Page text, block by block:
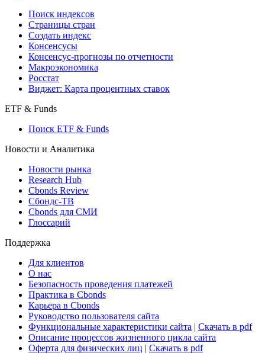
Поиск индексов
Страницы стран
Создать индекс
Консенсусы
Консенсус-прогнозы по отчетности
Макроэкономика
Росстат
Виджет: Карта процентных ставок
ETF & Funds
Поиск ETF & Funds
Новости и Аналитика
Новости рынка
Research Hub
Cbonds Review
Сбондс-ТВ
Cbonds для СМИ
Глоссарий
Поддержка
Для клиентов
О нас
Безопасность проведения платежей
Практика в Cbonds
Карьера в Cbonds
Руководство пользователя сайта
Функциональные характеристики сайта | Скачать в pdf
Описание процессов жизненного цикла сайта
Оферта для физических лиц | Скачать в pdf